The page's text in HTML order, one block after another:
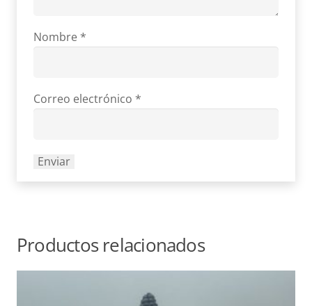
Nombre *
Correo electrónico *
Productos relacionados